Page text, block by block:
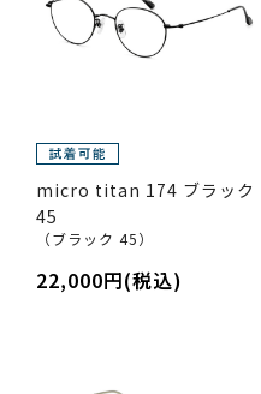
micro titan 174 ブラック
45
（ブラック 45）
22,000円(税込)